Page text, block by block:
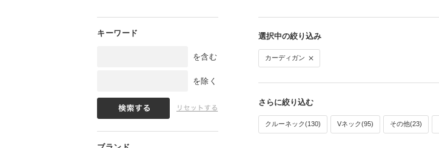
を含む
を除く
カーディガン
クルーネック(130) Vネック(95) その他(23)